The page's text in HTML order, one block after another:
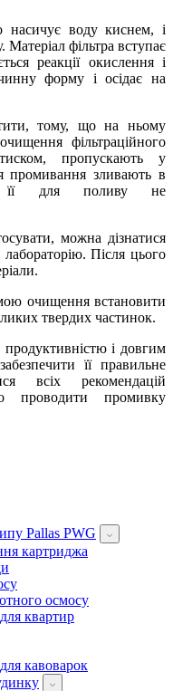
насичує воду киснем, і
Матеріал фільтра вступає
реакції окислення і
форму і осідає на
тому, що на ньому
фільтраційного
пропускають у
промивання зливають в
її для поливу не
можна дізнатися
Після цього
очищення встановити
твердих частинок.
і довгим
її правильне
всіх рекомендацій
проводити промивку
Pallas PWG
картриджа
осмосу
квартир
кавоварок